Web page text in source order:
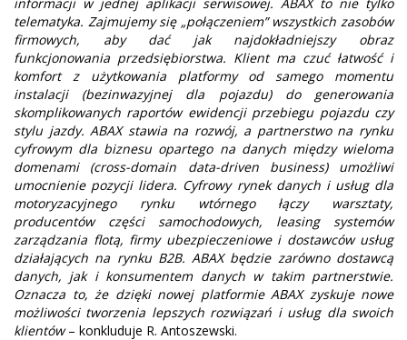
telematyka. Zajmujemy się „połączeniem” wszystkich zasobów
firmowych, aby dać jak najdokładniejszy obraz
funkcjonowania przedsiębiorstwa. Klient ma czuć łatwość i
komfort z użytkowania platformy od samego momentu
instalacji (bezinwazyjnej dla pojazdu) do generowania
skomplikowanych raportów ewidencji przebiegu pojazdu czy
stylu jazdy. ABAX stawia na rozwój, a partnerstwo na rynku
cyfrowym dla biznesu opartego na danych między wieloma
domenami (cross-domain data-driven business) umożliwi
umocnienie pozycji lidera. Cyfrowy rynek danych i usług dla
motoryzacyjnego rynku wtórnego łączy warsztaty,
producentów części samochodowych, leasing systemów
zarządzania flotą, firmy ubezpieczeniowe i dostawców usług
działających na rynku B2B. ABAX będzie zarówno dostawcą
danych, jak i konsumentem danych w takim partnerstwie.
Oznacza to, że dzięki nowej platformie ABAX zyskuje nowe
możliwości tworzenia lepszych rozwiązań i usług dla swoich
klientów– konkluduje R. Antoszewski.